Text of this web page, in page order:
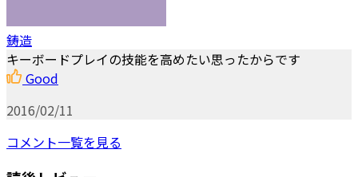
鋳造
キーボードプレイの技能を高めたい思ったからです
Good
2016/02/11
コメント一覧を見る